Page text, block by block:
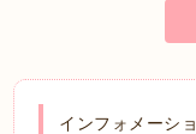
インフォメーシ